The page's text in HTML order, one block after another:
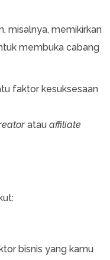
misalnya, memikirkan
membuka cabang
faktor kesuksesaan
atau affiliate
bisnis yang kamu